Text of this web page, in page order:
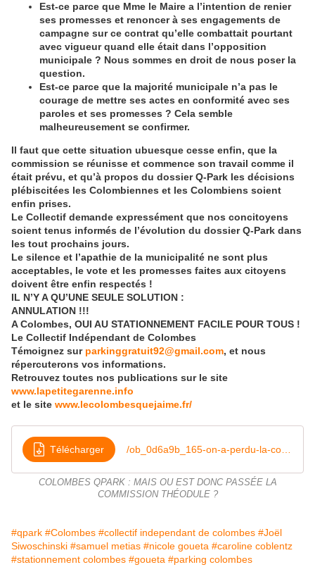
Est-ce parce que Mme le Maire a l’intention de renier
ses promesses et renoncer à ses engagements de
campagne sur ce contrat qu’elle combattait pourtant
avec vigueur quand elle était dans l’opposition
municipale ? Nous sommes en droit de nous poser la
question.
Est-ce parce que la majorité municipale n’a pas le
courage de mettre ses actes en conformité avec ses
paroles et ses promesses ? Cela semble
malheureusement se confirmer.
Il faut que cette situation ubuesque cesse enfin, que la
commission se réunisse et commence son travail comme il
était prévu, et qu’à propos du dossier Q-Park les décisions
plébiscitées les Colombiennes et les Colombiens soient
enfin prises.
Le Collectif demande expressément que nos concitoyens
soient tenus informés de l’évolution du dossier Q-Park dans
les tout prochains jours.
Le silence et l’apathie de la municipalité ne sont plus
acceptables, le vote et les promesses faites aux citoyens
doivent être enfin respectés !
IL N’Y A QU’UNE SEULE SOLUTION :
ANNULATION !!!
A Colombes, OUI AU STATIONNEMENT FACILE POUR TOUS !
Le Collectif Indépendant de Colombes
Témoignez sur parkinggratuit92@gmail.com, et nous
répercuterons vos informations.
Retrouvez toutes nos publications sur le site
www.lapetitegarenne.info
et le site www.lecolombesquejaime.fr/
Télécharger
COLOMBES QPARK : MAIS OU EST DONC PASSÉE LA
COMMISSION THÉODULE ?
#qpark #Colombes #collectif independant de colombes #Joël
Siwoschinski #samuel metias #nicole goueta #caroline coblentz
#stationnement colombes #goueta #parking colombes